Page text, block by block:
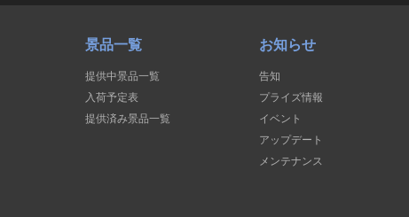
景品一覧
提供中景品一覧
入荷予定表
提供済み景品一覧
お知らせ
告知
プライズ情報
イベント
アップデート
メンテナンス